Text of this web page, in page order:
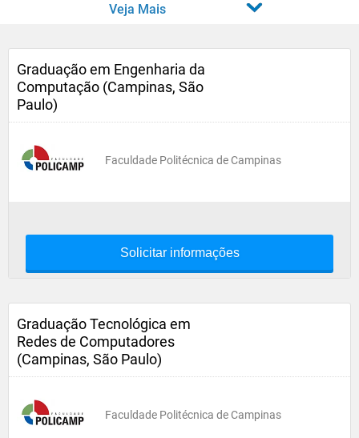
Veja Mais
Graduação em Engenharia da
Computação (Campinas, São
Paulo)
Faculdade Politécnica de Campinas
Solicitar informações
Graduação Tecnológica em
Redes de Computadores
(Campinas, São Paulo)
Faculdade Politécnica de Campinas